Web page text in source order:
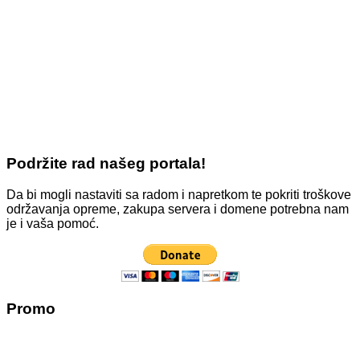
Podržite rad našeg portala!
Da bi mogli nastaviti sa radom i napretkom te pokriti troškove
održavanja opreme, zakupa servera i domene potrebna nam
je i vaša pomoć.
Promo